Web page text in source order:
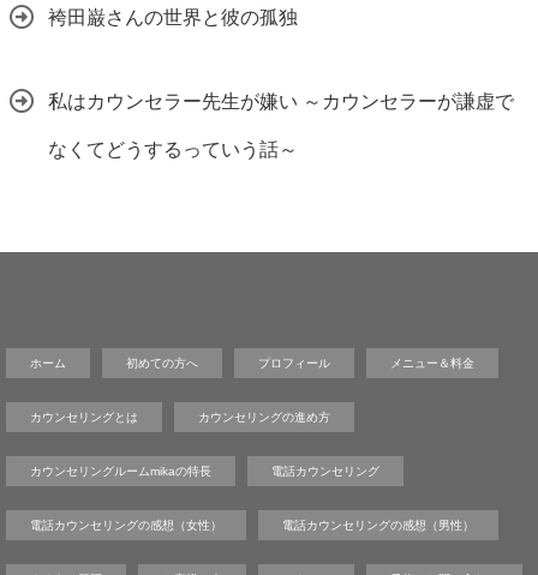
袴田巌さんの世界と彼の孤独
私はカウンセラー先生が嫌い ～カウンセラーが謙虚で
なくてどうするっていう話～
ホーム 初めての方へ プロフィール メニュー＆料金
カウンセリングとは カウンセリングの進め方
カウンセリングルームmikaの特長 電話カウンセリング
電話カウンセリングの感想（女性） 電話カウンセリングの感想（男性）